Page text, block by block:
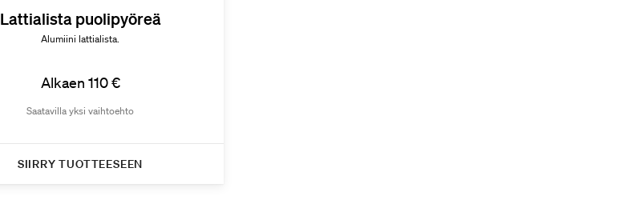
Lattialista puolipyöreä
Alumiini lattialista.
Alkaen 110 €
Saatavilla yksi vaihtoehto
SIIRRY TUOTTEESEEN